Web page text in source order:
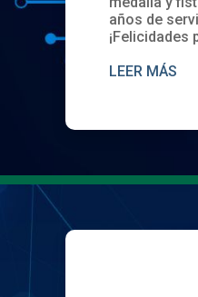
de servicio en la SEP 🎉👏
por este logro! 💼📚